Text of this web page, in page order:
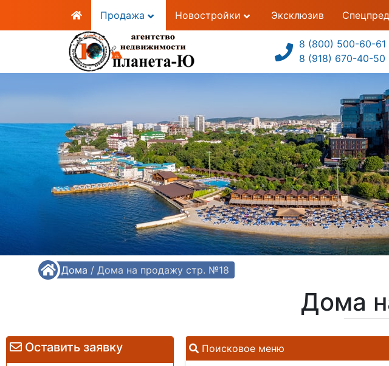
Продажа Новостройки Эксклюзив
8 (800) 500-60-61
8 (918) 670-40-50
/ Дома / Дома на продажу стр. №18
Дома
Оставить заявку Поисковое меню